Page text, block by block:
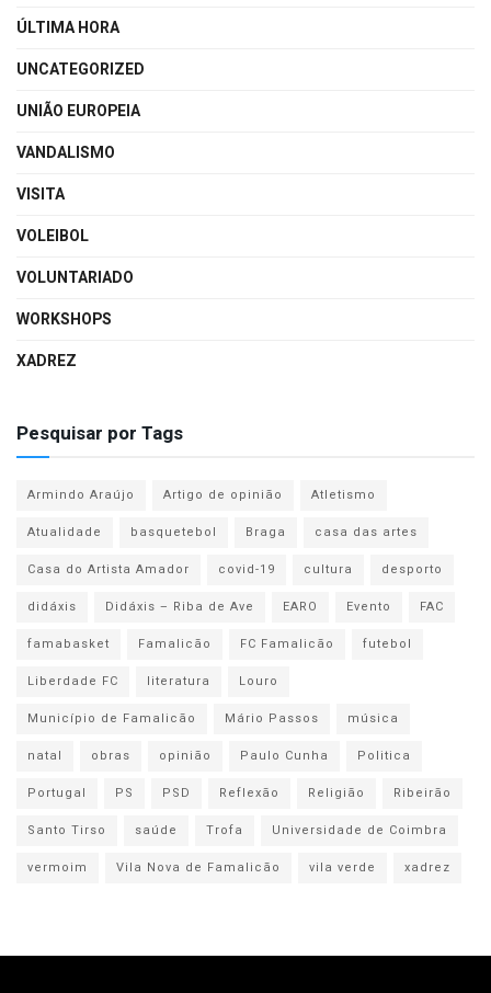
ÚLTIMA HORA
UNCATEGORIZED
UNIÃO EUROPEIA
VANDALISMO
VISITA
VOLEIBOL
VOLUNTARIADO
WORKSHOPS
XADREZ
Pesquisar por Tags
Armindo Araújo Artigo de opinião
Atletismo
Atualidade
basquetebol Braga
casa das artes
Casa do Artista Amador
covid-19 cultura
desporto
didáxis
Didáxis – Riba de Ave EARO Evento
FAC
famabasket
Famalicão FC Famalicão
futebol
Liberdade FC
literatura
Louro
Município de Famalicão
Mário Passos
música
natal
obras opinião Paulo Cunha
Politica
Portugal
PS PSD Reflexão Religião
Ribeirão
Santo Tirso
saúde Trofa
Universidade de Coimbra
vermoim
Vila Nova de Famalicão vila verde xadrez